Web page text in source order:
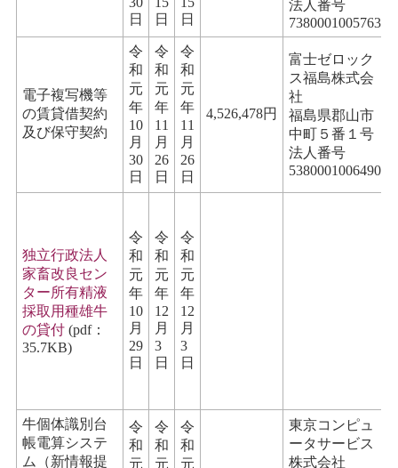
日
日
日
法人番号
7380001005763
電子複写機等
の賃貸借契約
及び保守契約
令
和
元
年
10
月
30
日
令
和
元
年
11
月
26
日
令
和
元
年
11
月
26
日
4,526,478円
富士ゼロック
ス福島株式会
社
福島県郡山市
中町５番１号
法人番号
5380001006490
独立行政法人
家畜改良セン
ター所有精液
採取用種雄牛
の貸付 (pdf：
35.7KB)
令
和
元
年
10
月
29
日
令
和
元
年
12
月
3
日
令
和
元
年
12
月
3
日
牛個体識別台
帳電算システ
ム（新情報提
令
和
元
令
和
元
令
和
元
東京コンピュ
ータサービス
株式会社